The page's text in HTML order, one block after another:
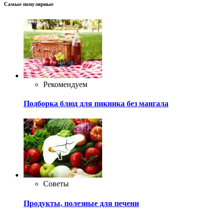
Самые популярные
Рекомендуем
Подборка блюд для пикника без мангала
Советы
Продукты, полезные для печени